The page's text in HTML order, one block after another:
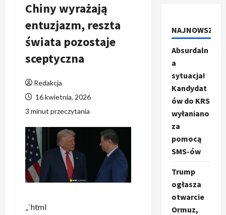
Chiny wyrażają
entuzjazm, reszta
świata pozostaje
sceptyczna
Redakcja
16 kwietnia, 2026
3 minut przeczytania
„`html
NAJNOWSZE
Absurdaln
a
sytuacja!
Kandydat
ów do KRS
wyłaniano
za
pomocą
SMS-ów
Trump
ogłasza
otwarcie
Ormuz,